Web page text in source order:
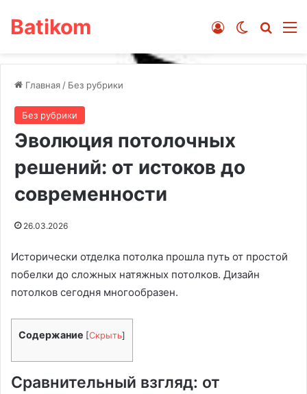
Batikom Switch skin
Войти
Главная / Без рубрики
Без рубрики
Эволюция потолочных
решений: от истоков до
современности
26.03.2026
Исторически отделка потолка прошла путь от простой
побелки до сложных натяжных потолков. Дизайн
потолков сегодня многообразен.
Содержание [Скрыть]
Сравнительный взгляд: от